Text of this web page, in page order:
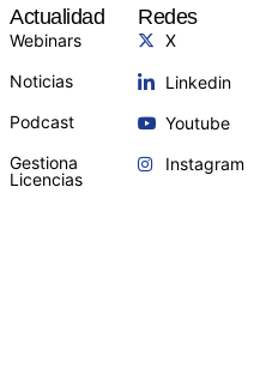
Actualidad
Webinars
Noticias
Podcast
Gestiona
Licencias
Redes
X
Linkedin
Youtube
Instagram